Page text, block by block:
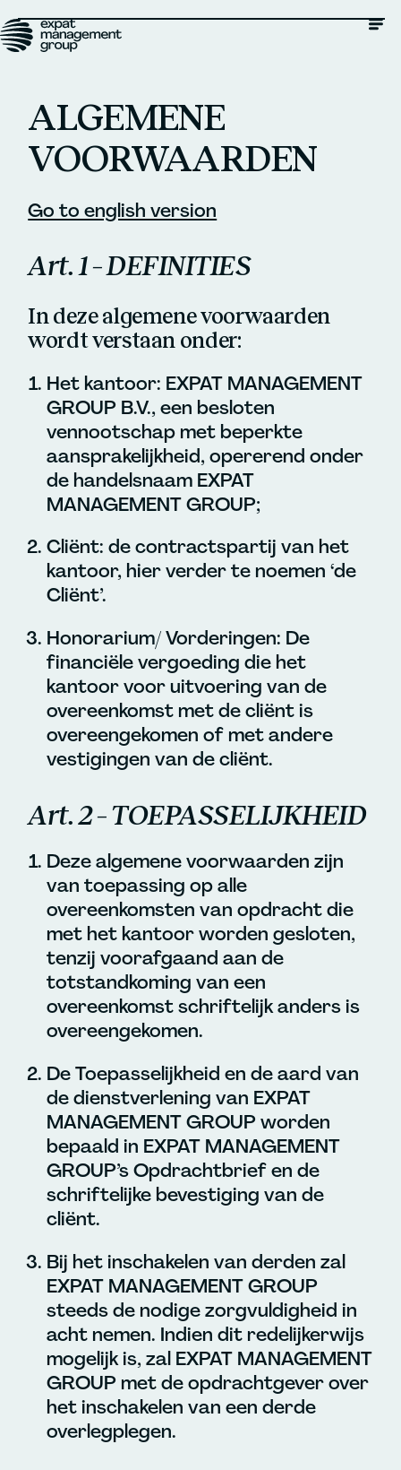
ALGEMENE
VOORWAARDEN
Go to english version
Art. 1 – DEFINITIES
In deze algemene voorwaarden
wordt verstaan onder:
Het kantoor: EXPAT MANAGEMENT
GROUP B.V., een besloten
vennootschap met beperkte
aansprakelijkheid, opererend onder
de handelsnaam EXPAT
MANAGEMENT GROUP;
Cliënt: de contractspartij van het
kantoor, hier verder te noemen ‘de
Cliënt’.
Honorarium/ Vorderingen: De
financiële vergoeding die het
kantoor voor uitvoering van de
overeenkomst met de cliënt is
overeengekomen of met andere
vestigingen van de cliënt.
Art. 2 – TOEPASSELIJKHEID
Deze algemene voorwaarden zijn
van toepassing op alle
overeenkomsten van opdracht die
met het kantoor worden gesloten,
tenzij voorafgaand aan de
totstandkoming van een
overeenkomst schriftelijk anders is
overeengekomen.
De Toepasselijkheid en de aard van
de dienstverlening van EXPAT
MANAGEMENT GROUP worden
bepaald in EXPAT MANAGEMENT
GROUP’s Opdrachtbrief en de
schriftelijke bevestiging van de
cliënt.
Bij het inschakelen van derden zal
EXPAT MANAGEMENT GROUP
steeds de nodige zorgvuldigheid in
acht nemen. Indien dit redelijkerwijs
mogelijk is, zal EXPAT MANAGEMENT
GROUP met de opdrachtgever over
het inschakelen van een derde
overlegplegen.